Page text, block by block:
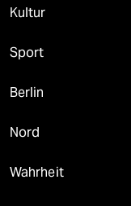
Kultur
Sport
Berlin
Nord
Wahrheit